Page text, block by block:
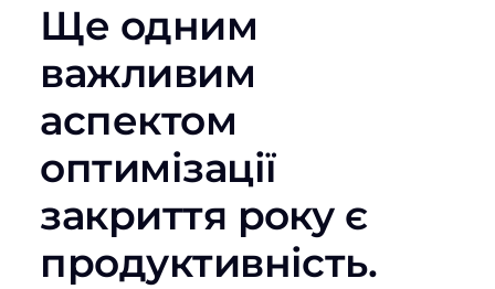
Ще одним
важливим
аспектом
оптимізації
закриття року є
продуктивність.